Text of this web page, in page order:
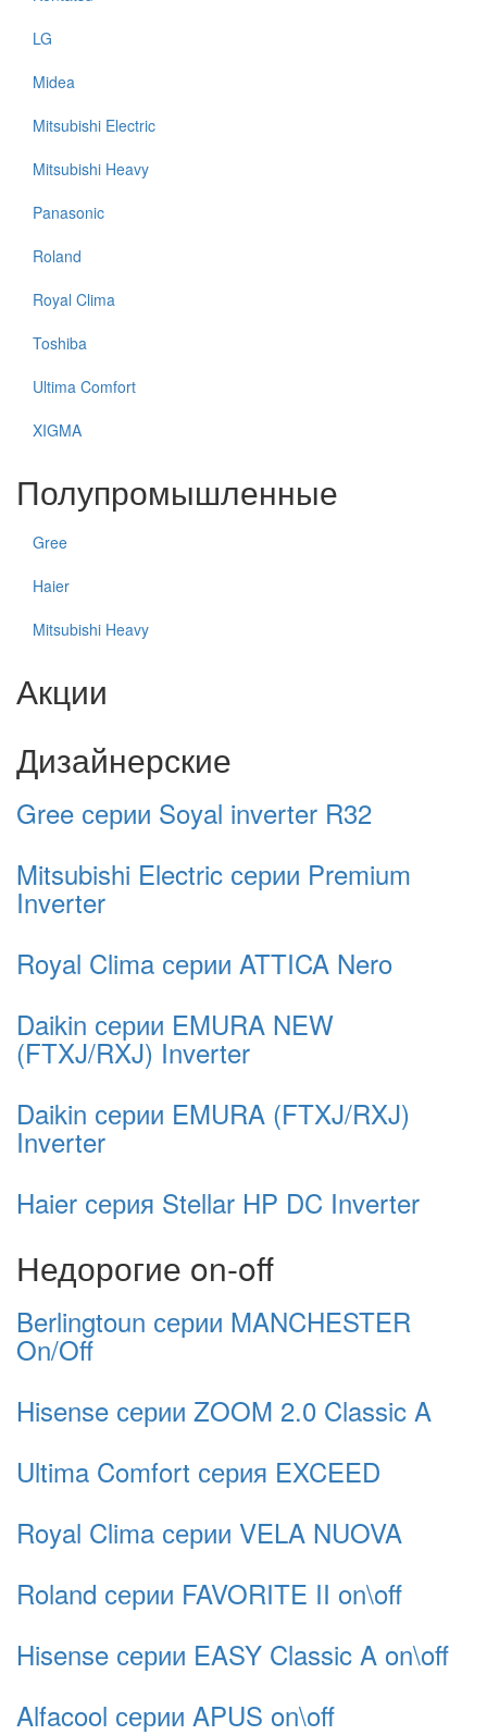
LG
Midea
Mitsubishi Electric
Mitsubishi Heavy
Panasonic
Roland
Royal Clima
Toshiba
Ultima Comfort
XIGMA
Полупромышленные
Gree
Haier
Mitsubishi Heavy
Акции
Дизайнерские
Gree серии Soyal inverter R32
Mitsubishi Electric серии Premium
Inverter
Royal Clima серии ATTICA Nero
Daikin серии EMURA NEW
(FTXJ/RXJ) Inverter
Daikin серии EMURA (FTXJ/RXJ)
Inverter
Haier серия Stellar HP DC Inverter
Недорогие on-off
Berlingtoun серии MANCHESTER
On/Off
Hisense серии ZOOM 2.0 Classic A
Ultima Comfort серия EXCEED
Royal Clima серии VELA NUOVA
Roland серии FAVORITE II on\off
Hisense серии EASY Classic A on\off
Alfacool серии APUS on\off